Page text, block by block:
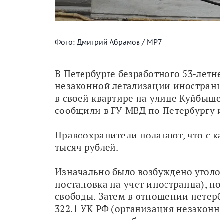
Фото: Дмитрий Абрамов / МР7
В Петербурге безработного 53-
незаконной легализации
в своей квартире на улице
сообщили в ГУ МВД по Петербургу
Правоохранители полагают, что с
тысяч рублей.
Изначально было возбуждено
постановка на учет иностранца),
свободы. Затем в отношении
322.1 УК РФ (организация